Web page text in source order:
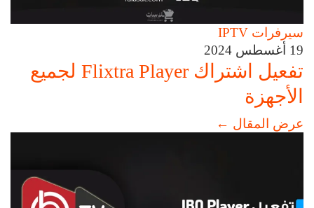
سيرفرات IPTV
19 أغسطس 2024
تفعيل اشتراك Flixtra Player لجميع
الأجهزة
عرض المقال ←